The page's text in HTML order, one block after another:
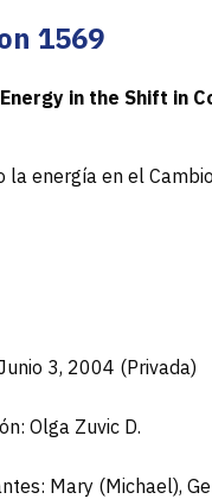
1569
in the Shift in
la energía en el
3, 2004 (Privada)
Olga Zuvic D.
Mary (Michael),